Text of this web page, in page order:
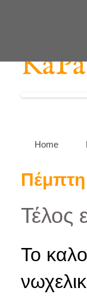
Home
Τέλος
Το